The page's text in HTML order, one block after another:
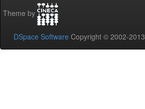
Theme by
DSpace Software Copyright © 2002-2013